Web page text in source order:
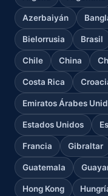
Azerbaiyán
Bielorrusia Brasil
Chile China
Costa Rica
Emiratos Árabes
Estados Unidos
Francia Gibraltar
Guatemala
Hong Kong